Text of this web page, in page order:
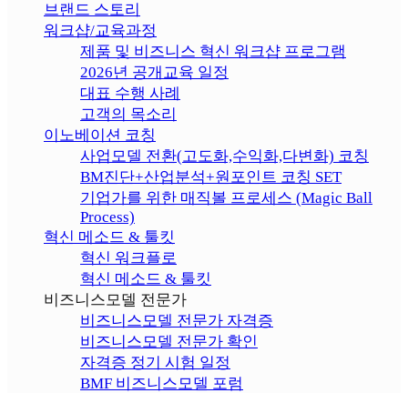
브랜드 스토리
워크샵/교육과정
제품 및 비즈니스 혁신 워크샵 프로그램
2026년 공개교육 일정
대표 수행 사례
고객의 목소리
이노베이션 코칭
사업모델 전환(고도화,수익화,다변화) 코칭
BM진단+산업분석+원포인트 코칭 SET
기업가를 위한 매직볼 프로세스 (Magic Ball
Process)
혁신 메소드 & 툴킷
혁신 워크플로
혁신 메소드 & 툴킷
비즈니스모델 전문가
비즈니스모델 전문가 자격증
비즈니스모델 전문가 확인
자격증 정기 시험 일정
BMF 비즈니스모델 포럼